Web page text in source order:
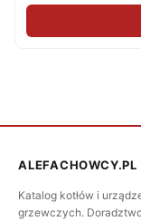
ALEFACHOWCY.PL
Katalog kotłów i
grzewczych.